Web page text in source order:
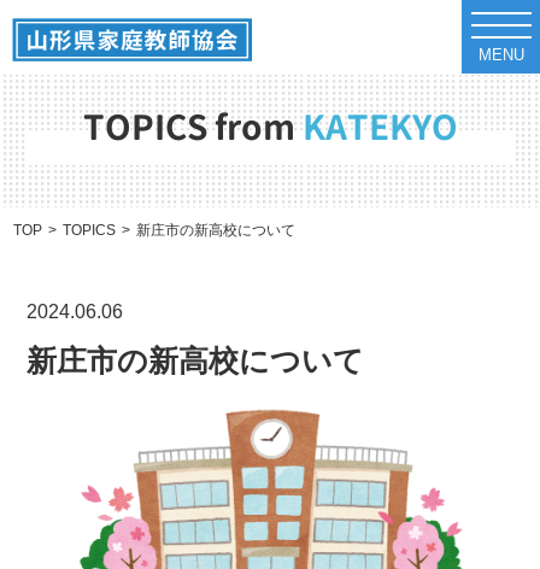
t
o
g
g
l
e
n
v
i
g
MENU
TOPICS fromKATEKYO
TOP TOPICS 新庄市の新高校について
2024.06.06
新庄市の新高校について